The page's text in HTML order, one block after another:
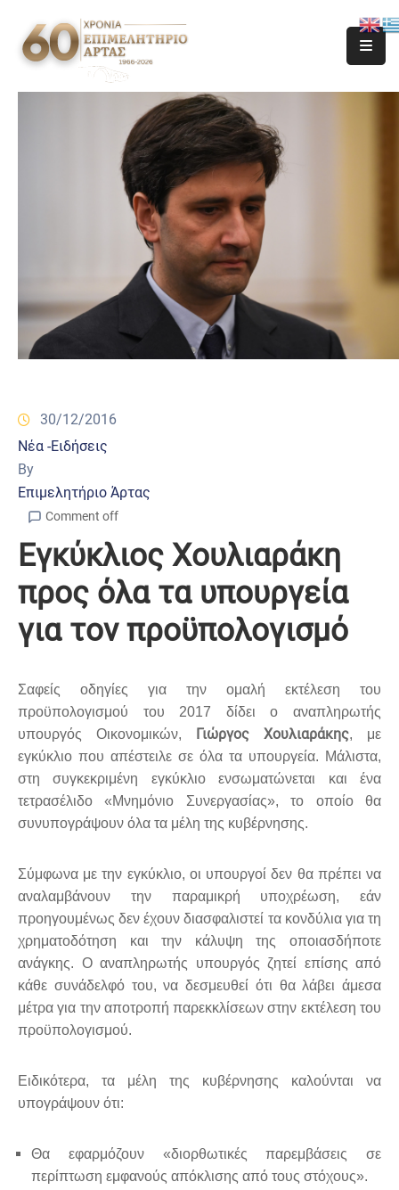
30/12/2016
Νέα -Ειδήσεις
By
Επιμελητήριο Άρτας
Comment off
Εγκύκλιος Χουλιαράκη
προς όλα τα υπουργεία
για τον προϋπολογισμό
Σαφείς οδηγίες για την ομαλή εκτέλεση του
προϋπολογισμού του 2017 δίδει ο αναπληρωτής
υπουργός Οικονομικών,
Γιώργος Χουλιαράκης, με
εγκύκλιο που απέστειλε σε όλα τα υπουργεία. Μάλιστα,
στη συγκεκριμένη εγκύκλιο ενσωματώνεται και ένα
τετρασέλιδο «Μνημόνιο Συνεργασίας», το οποίο θα
συνυπογράψουν όλα τα μέλη της κυβέρνησης.
Σύμφωνα με την εγκύκλιο, οι υπουργοί δεν θα πρέπει να
αναλαμβάνουν την παραμικρή υποχρέωση, εάν
προηγουμένως δεν έχουν διασφαλιστεί τα κονδύλια για τη
χρηματοδότηση και την κάλυψη της οποιασδήποτε
ανάγκης. Ο αναπληρωτής υπουργός ζητεί επίσης από
κάθε συνάδελφό του, να δεσμευθεί ότι θα λάβει άμεσα
μέτρα για την αποτροπή παρεκκλίσεων στην εκτέλεση του
προϋπολογισμού.
Ειδικότερα, τα μέλη της κυβέρνησης καλούνται να
υπογράψουν ότι:
Θα εφαρμόζουν «διορθωτικές παρεμβάσεις σε
περίπτωση εμφανούς απόκλισης από τους στόχους».